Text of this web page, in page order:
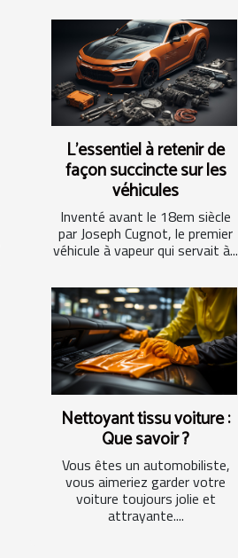
L'essentiel à retenir de
façon succincte sur les
véhicules
Inventé avant le 18em siècle
par Joseph Cugnot, le premier
véhicule à vapeur qui servait à...
Nettoyant tissu voiture :
Que savoir ?
Vous êtes un automobiliste,
vous aimeriez garder votre
voiture toujours jolie et
attrayante....